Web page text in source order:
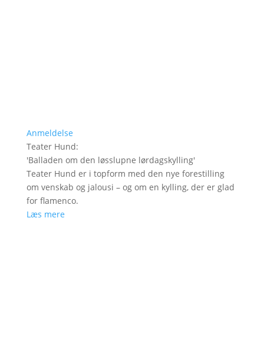
Anmeldelse
Teater Hund:
'Balladen om den løsslupne lørdagskylling'
Teater Hund er i topform med den nye forestilling
om venskab og jalousi – og om en kylling, der er glad
for flamenco.
Læs mere